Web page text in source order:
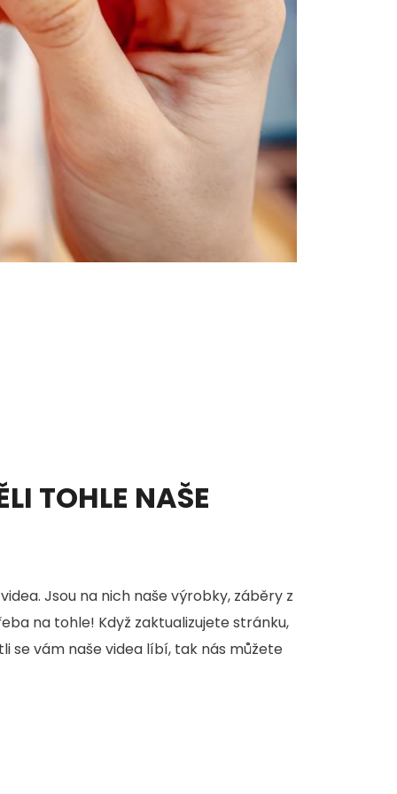
TOHLE NAŠE
Jsou na nich naše výrobky, záběry z
na tohle! Když zaktualizujete stránku,
se vám naše videa líbí, tak nás můžete